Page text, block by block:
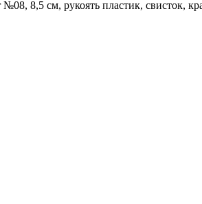
8,5 см, рукоять пластик, свисток,